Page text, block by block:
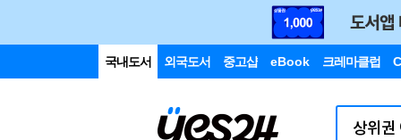
국내도서 외국도서 중고샵 eBook 크레마클럽